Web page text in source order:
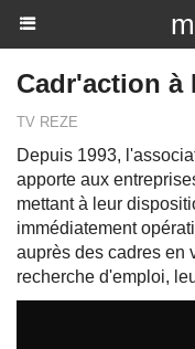
Cadr'action à
TV REZE
Depuis 1993,
apporte aux
mettant à leur
immédiatement
auprès des cadres en
recherche d'emploi,